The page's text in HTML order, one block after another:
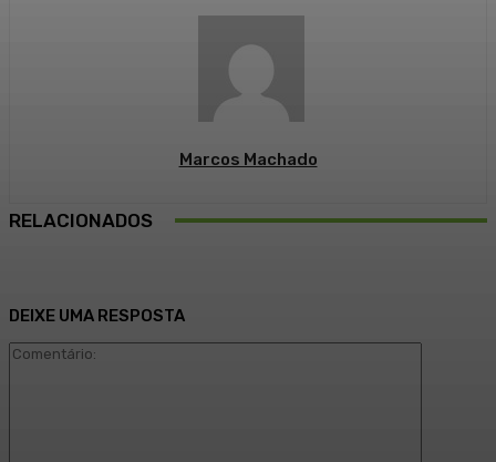
Marcos Machado
RELACIONADOS
DEIXE UMA RESPOSTA